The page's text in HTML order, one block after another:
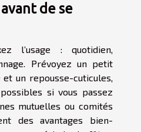
de se
l’usage : quotidien,
Prévoyez un petit
un repousse-cuticules,
si vous passez
mutuelles ou comités
des avantages bien-